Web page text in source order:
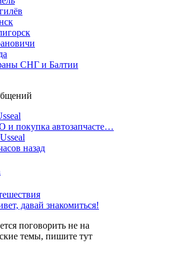
СНГ и Балтии
и покупка автозапчасте…
Usseal
назад
давай знакомиться!
поговорить не на
темы, пишите тут